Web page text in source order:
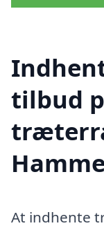
tilbud
At indhente